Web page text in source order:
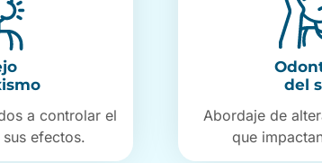
a controlar el
efectos.
del
Abordaje de
que